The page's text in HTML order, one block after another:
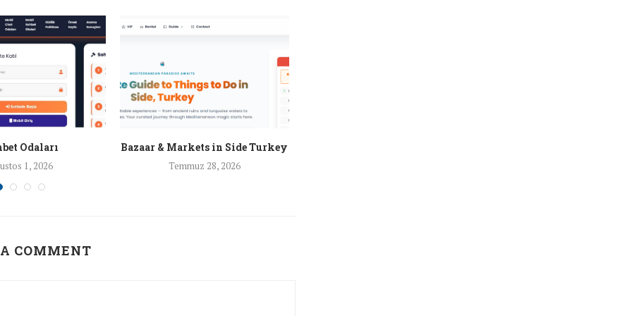
Odaları
1, 2026
Bazaar & Markets in Side Turkey
Temmuz 28, 2026
COMMENT